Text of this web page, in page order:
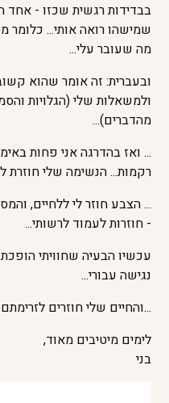
בבדידות רגשית שכזו - אחד
שמישהו רואה אותי... כלומר
מה שעובר עלי...
ובעברית: זה אומר שהוא
ולמשאלות שלי (הגלויות
מהדברים)...
... ואז בהדרגה אני פחות
רקמות... הנשימה שלי חוזרת
... הצבע חוזר לי ללחיים,
- חוזרות לעמוד לרשותי...
עכשיו הבעיה שחוויתי הופכת
נגישה עבורי...
...והחיים שלי חוזרים
לימים מיטיבים מאוד,
בני